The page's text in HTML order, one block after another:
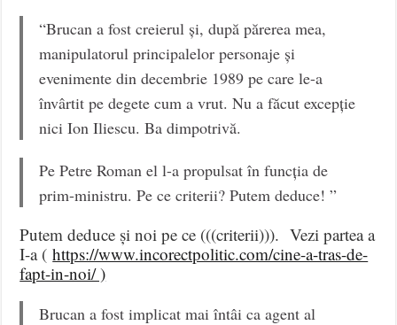
“Brucan a fost creierul și, după părerea mea,
manipulatorul principalelor personaje și
evenimente din decembrie 1989 pe care le-a
învârtit pe degete cum a vrut. Nu a făcut excepție
nici Ion Iliescu. Ba dimpotrivă.
Pe Petre Roman el l-a propulsat în funcția de
prim-ministru. Pe ce criterii? Putem deduce! ”
Putem deduce și noi pe ce (((criterii))). Vezi partea a
I-a (https://www.incorectpolitic.com/cine-a-tras-de-
fapt-in-noi/ )
Brucan a fost implicat mai întâi ca agent al